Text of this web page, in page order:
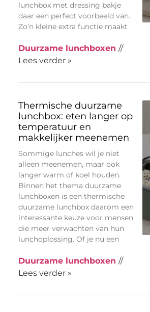
lunchbox met dressing bakje
daar een perfect voorbeeld van.
Zo’n kleine extra functie maakt
Duurzame lunchboxen //
Lees verder »
Thermische duurzame
lunchbox: eten langer op
temperatuur en
makkelijker meenemen
Sommige lunches wil je niet
alleen meenemen, maar ook
langer warm of koel houden.
Binnen het thema duurzame
lunchboxen is een thermische
duurzame lunchbox daarom een
interessante keuze voor mensen
die meer verwachten van hun
lunchoplossing. Of je nu een
Duurzame lunchboxen //
Lees verder »